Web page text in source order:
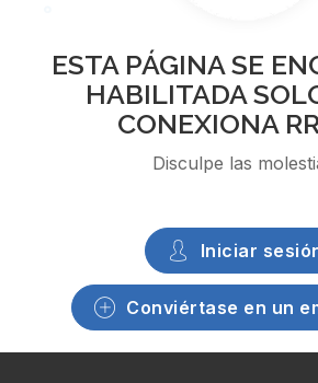
ESTA PÁGINA SE
HABILITADA
CONEXIONA
Disculpe las
Iniciar
Conviértase en un